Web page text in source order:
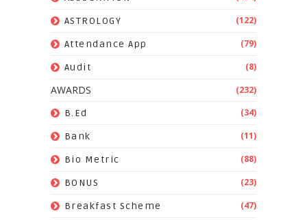
ASTROLOGY (122)
Attendance App (79)
Audit (8)
AWARDS
(232)
B.Ed
(34)
Bank (11)
Bio Metric (88)
BONUS (23)
Breakfast Scheme (47)